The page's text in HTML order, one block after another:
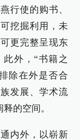
行使的购书、
挖掘利用，未
更完整呈现东
外，“书籍之
除在外是否合
发展、学术流
的空间。
内外，以崭新